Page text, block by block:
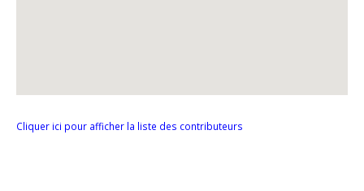
Cliquer ici pour afficher la liste des contributeurs